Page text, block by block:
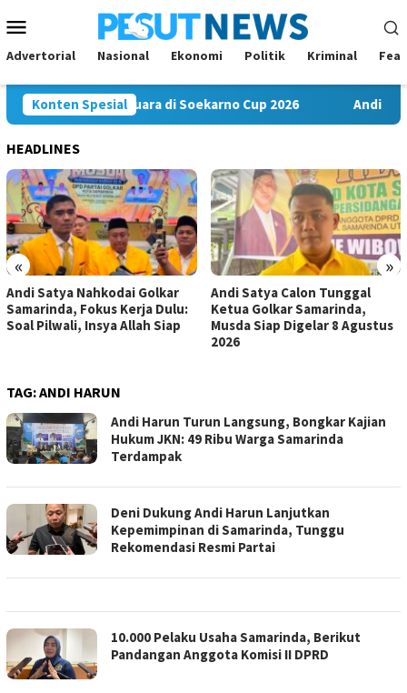
ke
kontenMobile
Advertorial Nasional Ekonomi Politik Kriminal
Konten Spesial
FC Bawa Misi Juara di Soekarno Cup 2026 Andi Satya
HEADLINES
« »
Andi Satya Nahkodai Golkar
Samarinda, Fokus Kerja Dulu:
Soal Pilwali, Insya Allah Siap
Andi Satya Calon Tunggal
Ketua Golkar Samarinda,
Musda Siap Digelar 8 Agustus
2026
TAG:ANDI HARUN
Andi Harun Turun Langsung, Bongkar Kajian
Hukum JKN: 49 Ribu Warga Samarinda
Terdampak
Deni Dukung Andi Harun Lanjutkan
Kepemimpinan di Samarinda, Tunggu
Rekomendasi Resmi Partai
10.000 Pelaku Usaha Samarinda, Berikut
Pandangan Anggota Komisi II DPRD